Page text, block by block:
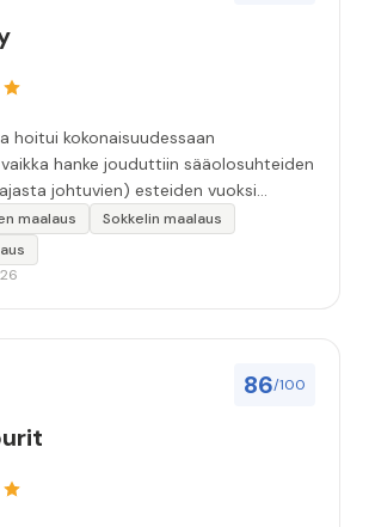
hoitui kokonaisuudessaan
hanke jouduttiin sääolosuhteiden
johtuvien) esteiden vuoksi
n. 3 viikoksi. Maalaistulos on oikein
erinomaista, jälkityöt tehtiin
Erityiskiitos itse maalareille:
maalaus
Sokkelin maalaus
86/100